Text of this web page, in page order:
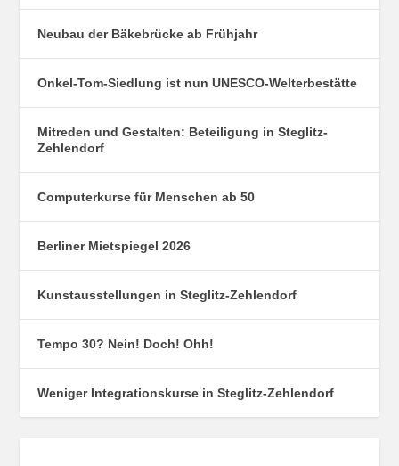
Neubau der Bäkebrücke ab Frühjahr
Onkel-Tom-Siedlung ist nun UNESCO-Welterbestätte
Mitreden und Gestalten: Beteiligung in Steglitz-
Zehlendorf
Computerkurse für Menschen ab 50
Berliner Mietspiegel 2026
Kunstausstellungen in Steglitz-Zehlendorf
Tempo 30? Nein! Doch! Ohh!
Weniger Integrationskurse in Steglitz-Zehlendorf